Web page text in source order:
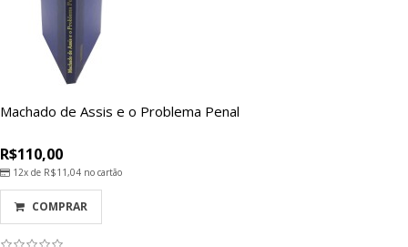
Machado de Assis e o Problema Penal
R$110,00
12x de R$11,04 no cartão
COMPRAR